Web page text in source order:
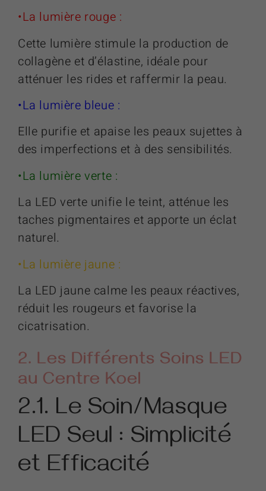
•La lumière rouge :
Cette lumière stimule la production de
collagène et d’élastine, idéale pour
atténuer les rides et raffermir la peau.
•La lumière bleue :
Elle purifie et apaise les peaux sujettes à
des imperfections et à des sensibilités.
•La lumière verte :
La LED verte unifie le teint, atténue les
taches pigmentaires et apporte un éclat
naturel.
•La lumière jaune :
La LED jaune calme les peaux réactives,
réduit les rougeurs et favorise la
cicatrisation.
2. Les Différents Soins LED
au Centre Koel
2.1. Le Soin/Masque
LED Seul : Simplicité
et Efficacité